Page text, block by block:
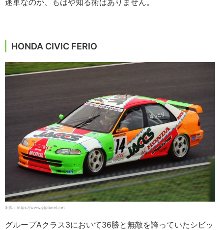
HONDA CIVIC FERIO
出典：https://www.gtplanet.net
グループAクラス3において36勝と無敵を誇っていたシビッ